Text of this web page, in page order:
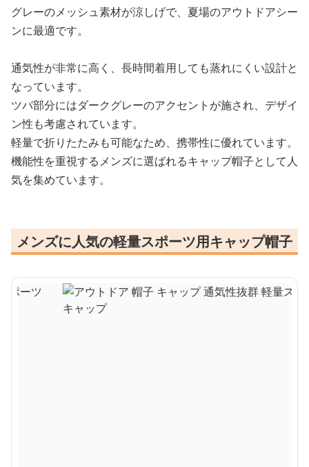
グレーのメッシュ素材が涼しげで、夏場のアウトドアシー
ンに最適です。
通気性が非常に高く、長時間着用しても蒸れにくい設計と
なっています。
ツバ部分にはダークグレーのアクセントが施され、デザイ
ン性も考慮されています。
軽量で折りたたみも可能なため、携帯性に優れています。
機能性を重視するメンズに選ばれるキャップ帽子として人
気を集めています。
メンズに人気の軽量スポーツ用キャップ帽子